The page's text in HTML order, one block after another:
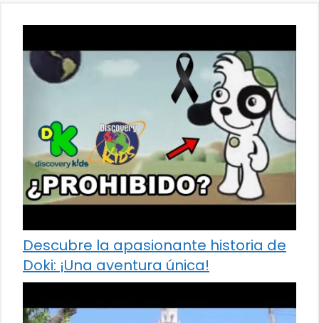
Descubre la apasionante historia de
Doki: ¡Una aventura única!